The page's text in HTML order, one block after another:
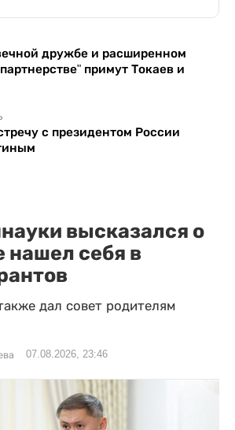
дружбе и расширенном
примут Токаев и
с президентом России
высказался о
нашел себя в
дал совет родителям
07.08.2026, 23:46